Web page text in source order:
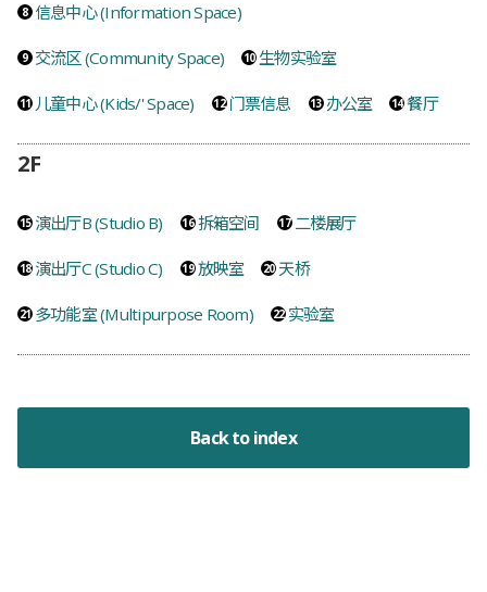
信息中心 (Information Space)
交流区 (Community Space) 生物实验室
儿童中心 (Kids/' Space) 门票信息 办公室 餐厅
2F
演出厅B (Studio B) 拆箱空间 二楼展厅
演出厅C (Studio C) 放映室 天桥
多功能室 (Multipurpose Room) 实验室
Back to index